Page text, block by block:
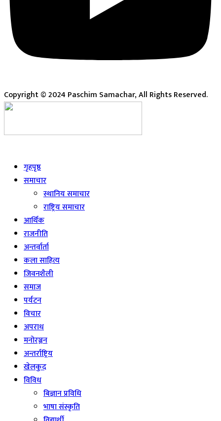
Copyright © 2024 Paschim Samachar, All Rights Reserved.
गृहपृष्ठ
समाचार
स्थानिय समाचार
राष्ट्रिय समाचार
आर्थिक
राजनीति
अन्तर्वार्ता
कला साहित्य
जिवनशैली
समाज
पर्यटन
विचार
अपराध
मनोरञ्जन
अन्तर्राष्ट्रिय
खेलकुद
विविध
बिज्ञान प्रविधि
भाषा संस्कृति